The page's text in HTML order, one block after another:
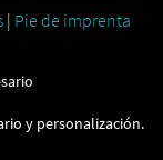
un proveedor
de
servicios. Solo
| Pie de imprenta
y personalización.